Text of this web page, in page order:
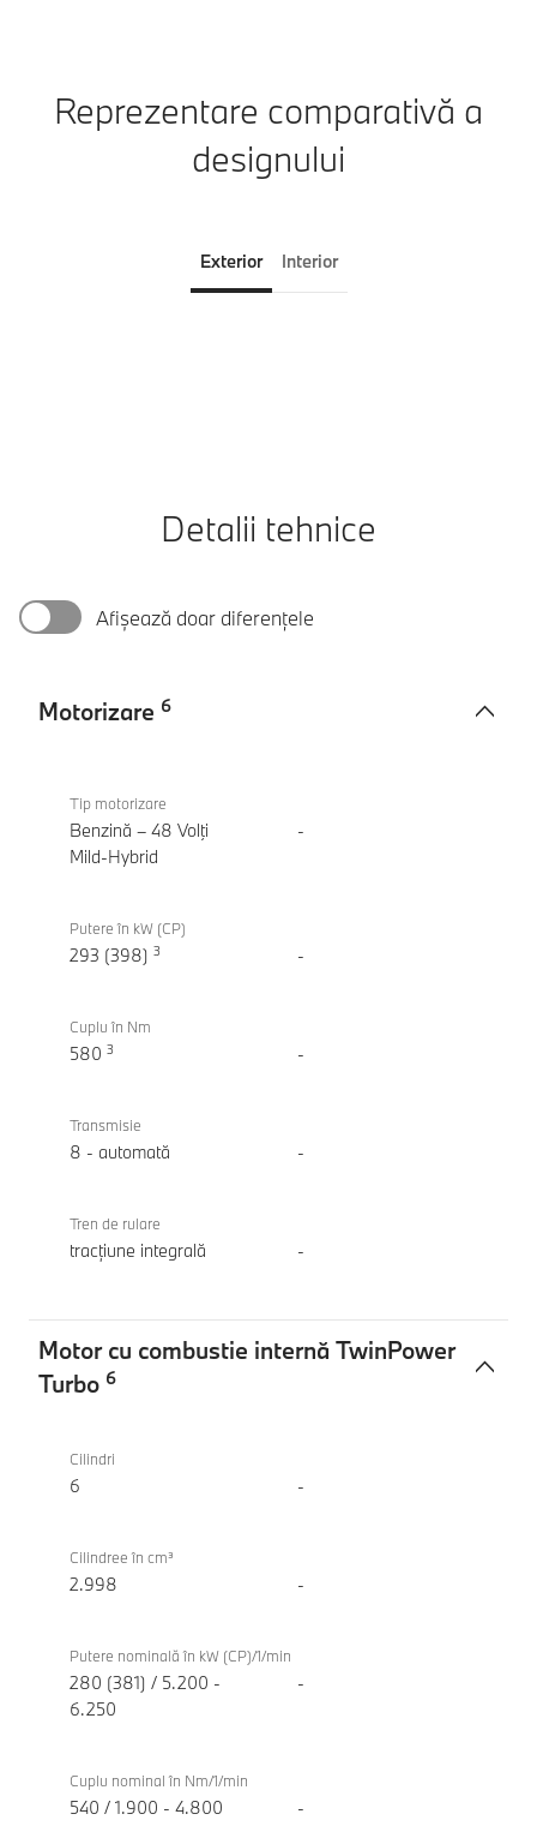
Reprezentare comparativă a
designului
Exterior Interior
Detalii tehnice
Afișează doar diferențele
Motorizare 6
X3
M50
xDrive
Tip motorizare
Benzină – 48 Volţi
Mild-Hybrid
-
Putere în kW (CP)
293 (398) 3 -
Cuplu în Nm
580 3 -
Transmisie
8 - automată -
Tren de rulare
tracțiune integrală -
Motor cu combustie internă TwinPower
Turbo 6
combustie
Turbo
X3
M50
Cilindri
6 -
Cilindree în cm³
2.998 -
Putere nominală în kW (CP)/1/min
280 (381) / 5.200 -
6.250
-
Cuplu nominal în Nm/1/min
540 / 1.900 - 4.800 -